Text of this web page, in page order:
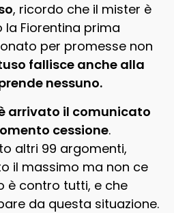
, ricordo che il mister è
Fiorentina prima
per promesse non
fallisce anche alla
nessuno.
arrivato il comunicato
cessione.
altri 99 argomenti,
il massimo ma non ce
è contro tutti, e che
da questa situazione.